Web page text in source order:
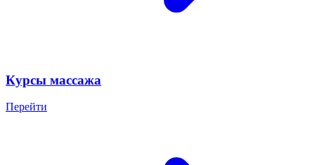
Курсы массажа
Перейти